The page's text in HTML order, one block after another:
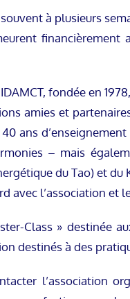
à plusieurs
fondée en
amies et
ans
– mais
du Tao) et
avec l’association et
Class » destinée
destinés à des
l’association